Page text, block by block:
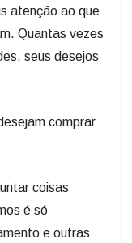
atenção ao que
Quantas vezes
seus desejos
comprar
coisas
é só
e outras